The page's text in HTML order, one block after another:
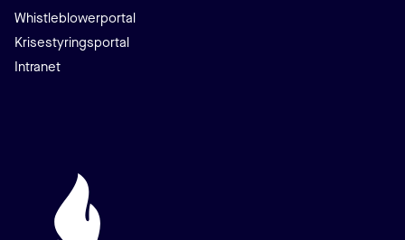
Whistleblowerportal
Krisestyringsportal
Intranet